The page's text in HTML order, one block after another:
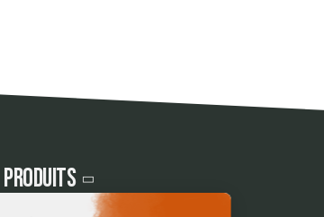
Produits